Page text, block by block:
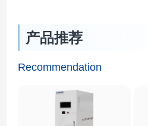
产品推荐
Recommendation